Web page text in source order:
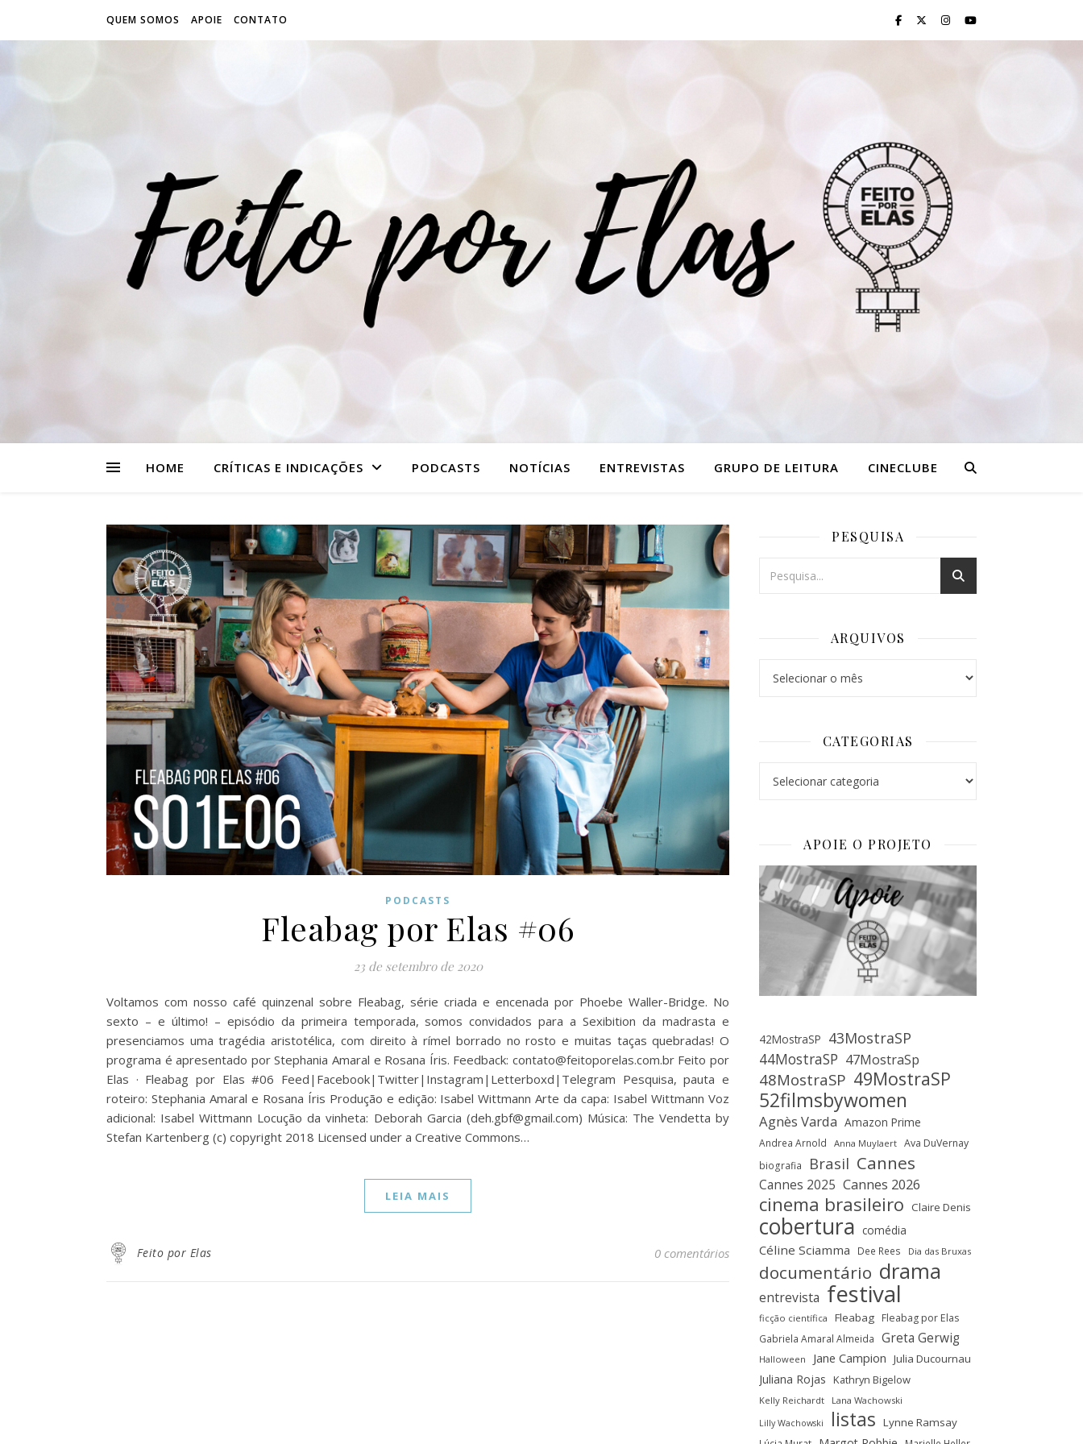
QUEM SOMOS APOIE CONTATO
HOME CRÍTICAS E INDICAÇÕES PODCASTS NOTÍCIAS ENTREVISTAS GRUPO DE LEITURA CINECLUBE
PODCASTS
Fleabag por Elas #06
23 de setembro de 2020
Voltamos com nosso café quinzenal sobre Fleabag, série criada e encenada por Phoebe Waller-Bridge. No
sexto – e último! – episódio da primeira temporada, somos convidados para a Sexibition da madrasta e
presenciamos uma tragédia aristotélica, com direito à rímel borrado no rosto e muitas taças quebradas! O
programa é apresentado por Stephania Amaral e Rosana Íris. Feedback: contato@feitoporelas.com.br Feito por
Elas · Fleabag por Elas #06 Feed|Facebook|Twitter|Instagram|Letterboxd|Telegram Pesquisa, pauta e
roteiro: Stephania Amaral e Rosana Íris Produção e edição: Isabel Wittmann Arte da capa: Isabel Wittmann Voz
adicional: Isabel Wittmann Locução da vinheta: Deborah Garcia (deh.gbf@gmail.com) Música: The Vendetta by
Stefan Kartenberg (c) copyright 2018 Licensed under a Creative Commons…
LEIA MAIS
Feito por Elas 0 comentários
PESQUISA
ARQUIVOS
CATEGORIAS
APOIE O PROJETO
42MostraSP 43MostraSP
44MostraSP 47MostraSp
48MostraSP 49MostraSP
52filmsbywomen
Agnès Varda Amazon Prime
Andrea Arnold Anna Muylaert Ava DuVernay
biografia Brasil Cannes
Cannes 2025 Cannes 2026
cinema brasileiro Claire Denis
cobertura comédia
Céline Sciamma Dee Rees Dia das Bruxas
documentário drama
entrevista festival
ficção científica Fleabag Fleabag por Elas
Gabriela Amaral Almeida Greta Gerwig
Halloween Jane Campion Julia Ducournau
Juliana Rojas Kathryn Bigelow
Kelly Reichardt Lana Wachowski
Lilly Wachowski listas Lynne Ramsay